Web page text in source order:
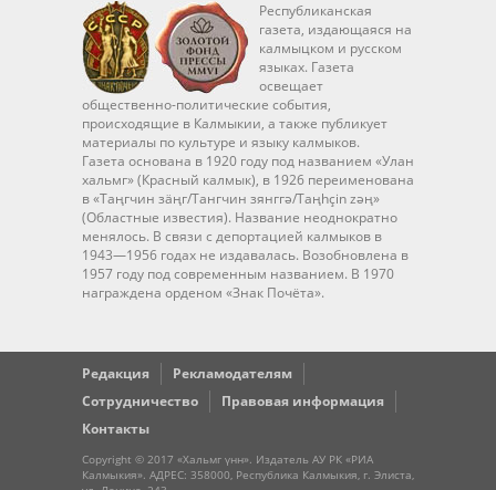
Республиканская
газета, издающаяся на
калмыцком и русском
языках. Газета
освещает
общественно-политические события,
происходящие в Калмыкии, а также публикует
материалы по культуре и языку калмыков.
Газета основана в 1920 году под названием «Улан
хальмг» (Красный калмык), в 1926 переименована
в «Таңгчин зäңг/Тангчин зянггә/Taңhçin zәң»
(Областные известия). Название неоднократно
менялось. В связи с депортацией калмыков в
1943—1956 годах не издавалась. Возобновлена в
1957 году под современным названием. В 1970
награждена орденом «Знак Почёта».
Редакция
Рекламодателям
Сотрудничество
Правовая информация
Контакты
Copyright © 2017 «Хальмг үнн». Издатель АУ РК «РИА
Калмыкия». АДРЕС: 358000, Республика Калмыкия, г. Элиста,